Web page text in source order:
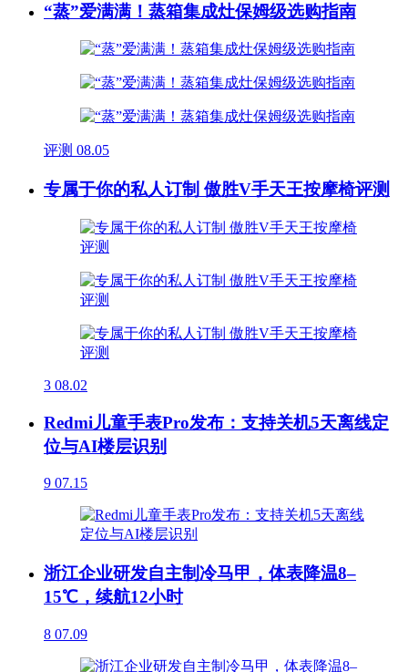
“蒸”爱满满！蒸箱集成灶保姆级选购指南
评测 08.05
专属于你的私人订制 傲胜V手天王按摩椅评测
3 08.02
Redmi儿童手表Pro发布：支持关机5天离线定
位与AI楼层识别
9 07.15
浙江企业研发自主制冷马甲，体表降温8–
15℃，续航12小时
8 07.09